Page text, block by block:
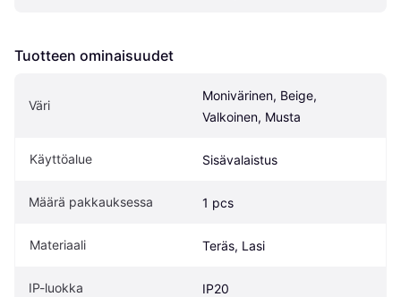
Tuotteen ominaisuudet
Väri
Monivärinen, Beige,
Valkoinen, Musta
Käyttöalue Sisävalaistus
Määrä pakkauksessa 1 pcs
Materiaali Teräs, Lasi
IP-luokka IP20